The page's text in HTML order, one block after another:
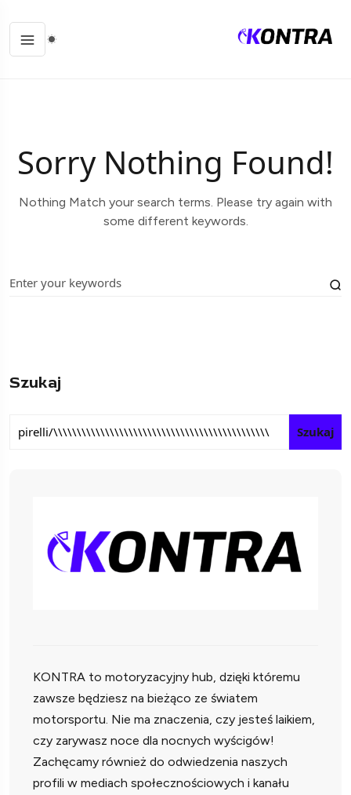
Sorry Nothing Found!
Nothing Match your search terms. Please try again with
some different keywords.
Szukaj
Szukaj
KONTRA to motoryzacyjny hub, dzięki któremu
zawsze będziesz na bieżąco ze światem
motorsportu. Nie ma znaczenia, czy jesteś laikiem,
czy zarywasz noce dla nocnych wyścigów!
Zachęcamy również do odwiedzenia naszych
profili w mediach społecznościowych i kanału